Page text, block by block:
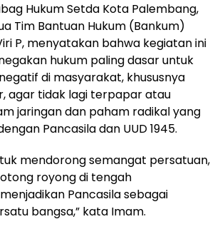
Hukum Setda Kota Palembang,
Tim Bantuan Hukum (Bankum)
P, menyatakan bahwa kegiatan ini
hukum paling dasar untuk
di masyarakat, khususnya
agar tidak lagi terpapar atau
jaringan dan paham radikal yang
Pancasila dan UUD 1945.
mendorong semangat persatuan,
royong di tengah
Pancasila sebagai
bangsa,” kata Imam.